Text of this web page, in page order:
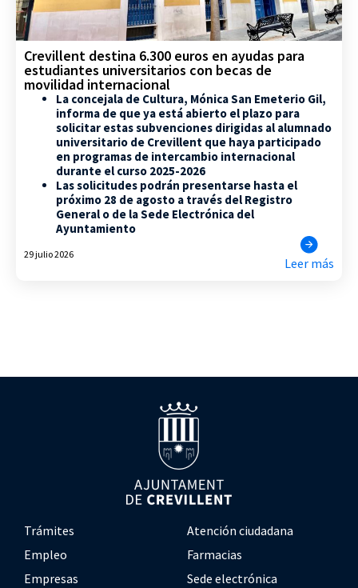
Crevillent destina 6.300 euros en ayudas para
estudiantes universitarios con becas de
movilidad internacional
La concejala de Cultura, Mónica San Emeterio Gil,
informa de que ya está abierto el plazo para
solicitar estas subvenciones dirigidas al alumnado
universitario de Crevillent que haya participado
en programas de intercambio internacional
durante el curso 2025-2026
Las solicitudes podrán presentarse hasta el
próximo 28 de agosto a través del Registro
General o de la Sede Electrónica del
Ayuntamiento
29 julio 2026
Leer más
Trámites
Atención ciudadana
Empleo
Farmacias
Empresas
Sede electrónica